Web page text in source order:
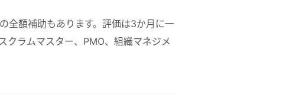
全額補助もあります。評価は3か月に一
クラムマスター、PMO、組織マネジメ